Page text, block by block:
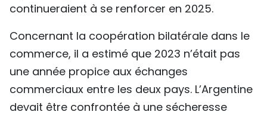
continueraient à se renforcer en 2025.
Concernant la coopération bilatérale dans le
commerce, il a estimé que 2023 n’était pas
une année propice aux échanges
commerciaux entre les deux pays. L’Argentine
devait être confrontée à une sécheresse